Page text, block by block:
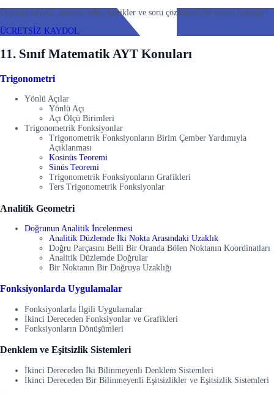
Ücretsiz kaydol, sınırsız video içerikler ve soru çözümleri ile sınava hazırlan!
ÜCRETSİZ KAYDOL
11. Sınıf Matematik AYT Konuları
Trigonometri
Yönlü Açılar
Yönlü Açı
Açı Ölçü Birimleri
Trigonometrik Fonksiyonlar
Trigonometrik Fonksiyonların Birim Çember Yardımıyla
Açıklanması
Kosinüs Teoremi
Sinüs Teoremi
Trigonometrik Fonksiyonların Grafikleri
Ters Trigonometrik Fonksiyonlar
Analitik Geometri
Doğrunun Analitik İncelenmesi
Analitik Düzlemde İki Nokta Arasındaki Uzaklık
Doğru Parçasını Belli Bir Oranda Bölen Noktanın Koordinatları
Analitik Düzlemde Doğrular
Bir Noktanın Bir Doğruya Uzaklığı
Fonksiyonlarda Uygulamalar
Fonksiyonlarla İlgili Uygulamalar
İkinci Dereceden Fonksiyonlar ve Grafikleri
Fonksiyonların Dönüşümleri
Denklem ve Eşitsizlik Sistemleri
İkinci Dereceden İki Bilinmeyenli Denklem Sistemleri
İkinci Dereceden Bir Bilinmeyenli Eşitsizlikler ve Eşitsizlik Sistemleri